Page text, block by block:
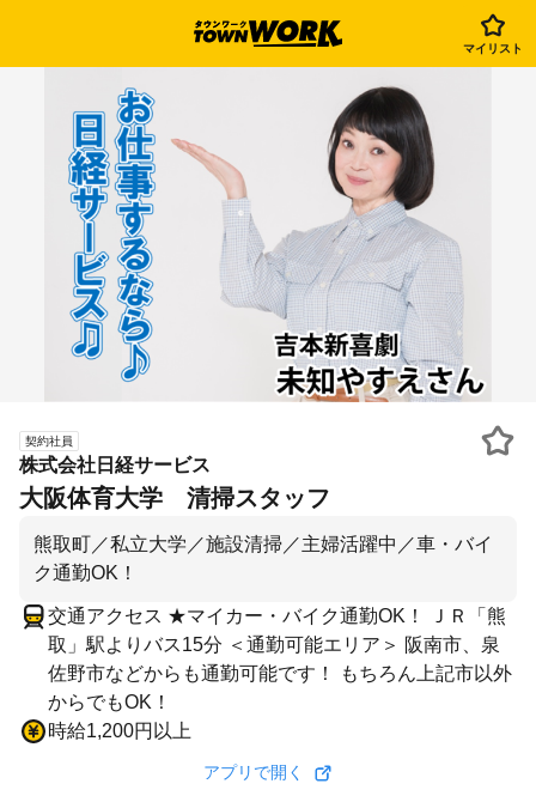
マイリスト
契約社員
株式会社日経サービス
大阪体育大学 清掃スタッフ
熊取町／私立大学／施設清掃／主婦活躍中／車・バイ
ク通勤OK！
交通アクセス ★マイカー・バイク通勤OK！ ＪＲ「熊
取」駅よりバス15分 ＜通勤可能エリア＞ 阪南市、泉
佐野市などからも通勤可能です！ もちろん上記市以外
からでもOK！
時給1,200円以上
アプリで開く